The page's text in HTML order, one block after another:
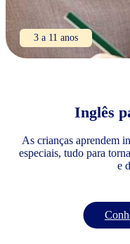
3 a 11 anos
Inglês
As crianças aprendem
especiais, tudo para
e